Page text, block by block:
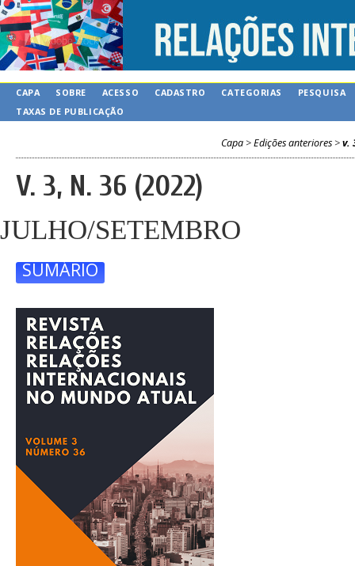
CAPA SOBRE ACESSO CADASTRO CATEGORIAS
PESQUISA
TAXAS DE PUBLICAÇÃO
Capa>Edições anteriores>v.
V. 3, N. 36 (2022)
JULHO/SETEMBRO
SUMÁRIO